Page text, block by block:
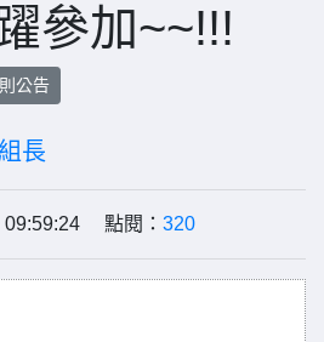
參加~~!!!
公告
長
09:59:24 點閱： 320